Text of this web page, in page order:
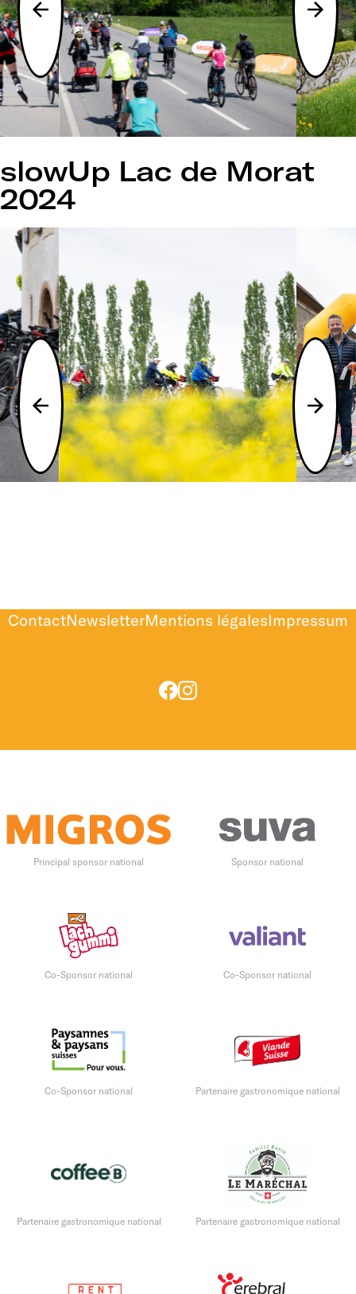
slowUp Lac de Morat
2024
ContactNewsletterMentions légalesImpressum
Principal sponsor national Sponsor national
Co-Sponsor national Co-Sponsor national
Co-Sponsor national Partenaire gastronomique national
Partenaire gastronomique national Partenaire gastronomique national